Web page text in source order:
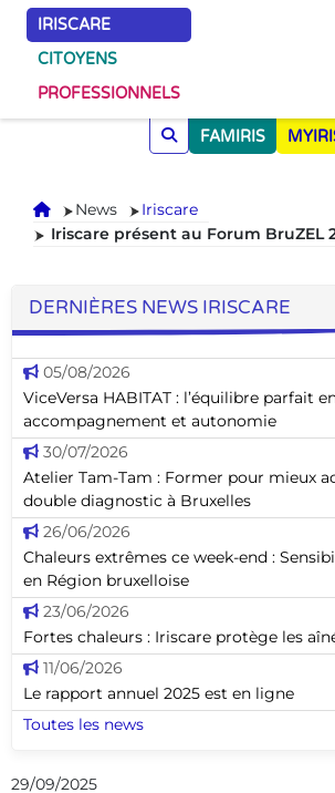
IRISCARE
CITOYENS
PROFESSIONNELS
FAMIRIS
Accueil
News
Iriscare
Iriscare présent au Forum BruZEL
DERNIÈRES NEWS IRISCARE
05/08/2026
ViceVersa HABITAT : l’équilibre parfait
accompagnement et autonomie
30/07/2026
Atelier Tam-Tam : Former pour mieux
double diagnostic à Bruxelles
26/06/2026
Chaleurs extrêmes ce week-end :
en Région bruxelloise
23/06/2026
Fortes chaleurs : Iriscare protège les
11/06/2026
Le rapport annuel 2025 est en ligne
Toutes les news
29/09/2025